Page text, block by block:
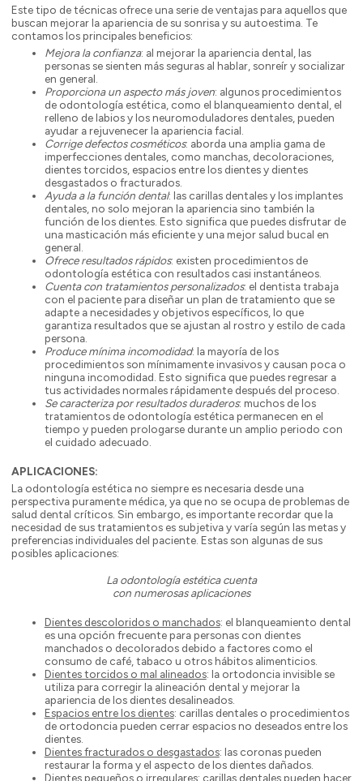
Este tipo de técnicas ofrece una serie de ventajas para aquellos que
buscan mejorar la apariencia de su sonrisa y su autoestima. Te
contamos los principales beneficios:
Mejora la confianza: al mejorar la apariencia dental, las
personas se sienten más seguras al hablar, sonreír y socializar
en general.
Proporciona un aspecto más joven: algunos procedimientos
de odontología estética, como el blanqueamiento dental, el
relleno de labios y los neuromoduladores dentales, pueden
ayudar a rejuvenecer la apariencia facial.
Corrige defectos cosméticos: aborda una amplia gama de
imperfecciones dentales, como manchas, decoloraciones,
dientes torcidos, espacios entre los dientes y dientes
desgastados o fracturados.
Ayuda a la función dental: las carillas dentales y los implantes
dentales, no solo mejoran la apariencia sino también la
función de los dientes. Esto significa que puedes disfrutar de
una masticación más eficiente y una mejor salud bucal en
general.
Ofrece resultados rápidos: existen procedimientos de
odontología estética con resultados casi instantáneos.
Cuenta con tratamientos personalizados: el dentista trabaja
con el paciente para diseñar un plan de tratamiento que se
adapte a necesidades y objetivos específicos, lo que
garantiza resultados que se ajustan al rostro y estilo de cada
persona.
Produce mínima incomodidad: la mayoría de los
procedimientos son mínimamente invasivos y causan poca o
ninguna incomodidad. Esto significa que puedes regresar a
tus actividades normales rápidamente después del proceso.
Se caracteriza por resultados duraderos: muchos de los
tratamientos de odontología estética permanecen en el
tiempo y pueden prologarse durante un amplio periodo con
el cuidado adecuado.
APLICACIONES:
La odontología estética no siempre es necesaria desde una
perspectiva puramente médica, ya que no se ocupa de problemas de
salud dental críticos. Sin embargo, es importante recordar que la
necesidad de sus tratamientos es subjetiva y varía según las metas y
preferencias individuales del paciente. Estas son algunas de sus
posibles aplicaciones:
La odontología estética cuenta
con numerosas aplicaciones
Dientes descoloridos o manchados: el blanqueamiento dental
es una opción frecuente para personas con dientes
manchados o decolorados debido a factores como el
consumo de café, tabaco u otros hábitos alimenticios.
Dientes torcidos o mal alineados: la ortodoncia invisible se
utiliza para corregir la alineación dental y mejorar la
apariencia de los dientes desalineados.
Espacios entre los dientes: carillas dentales o procedimientos
de ortodoncia pueden cerrar espacios no deseados entre los
dientes.
Dientes fracturados o desgastados: las coronas pueden
restaurar la forma y el aspecto de los dientes dañados.
Dientes pequeños o irregulares: carillas dentales pueden hacer